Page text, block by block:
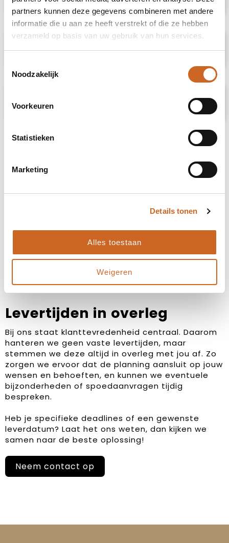
partners kunnen deze gegevens combineren met andere
informatie die u aan ze heeft verstrekt of die ze hebben
verzameld op basis van uw gebruik van hun services.
Noodzakelijk
Voorkeuren
Statistieken
Marketing
Details tonen
Alles toestaan
Weigeren
Specificaties
Prijsspecificaties
Levertijden in overleg
Bij ons staat klanttevredenheid centraal. Daarom
hanteren we geen vaste levertijden, maar
stemmen we deze altijd in overleg met jou af. Zo
zorgen we ervoor dat de planning aansluit op jouw
wensen en behoeften, en kunnen we eventuele
bijzonderheden of spoedaanvragen tijdig
bespreken.
Heb je specifieke deadlines of een gewenste
leverdatum? Laat het ons weten, dan kijken we
samen naar de beste oplossing!
Neem contact op